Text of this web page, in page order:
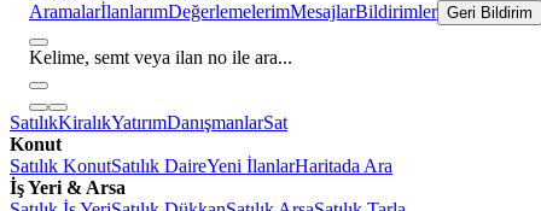
AramalarİlanlarımDeğerlemelerimMesajlarBildirimler Geri Bildirim
Kelime, semt veya ilan no ile ara...
SatılıkKiralıkYatırımDanışmanlarSat
Konut
Satılık KonutSatılık DaireYeni İlanlarHaritada Ara
İş Yeri & Arsa